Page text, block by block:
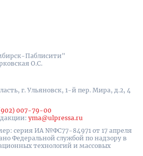
Паблисити"
О.С.
г. Ульяновск, 1-й пер. Мира, д.2, 4
007-79-00
yma@ulpressa.ru
серия ИА №ФС77-84971 от 17 апреля
Федеральной службой по надзору в
технологий и массовых